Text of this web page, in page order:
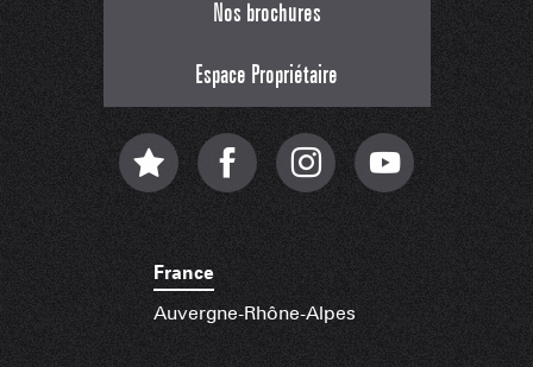
Nos brochures
Espace Propriétaire
France
Auvergne-Rhône-Alpes